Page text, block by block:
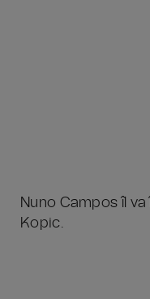
Nuno Campos îl
Kopic.